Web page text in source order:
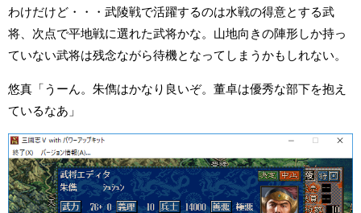
わけだけど・・・武陵戦で活躍するのは水戦の得意とする武
将、次点で平地戦に選れた武将かな。山地向きの陣形しか持っ
ていない武将は残念ながら待機となってしまうかもしれない。
悠真「うーん。朱儁はかなり良いぞ。董卓は優秀な部下を抱え
ているなあ」